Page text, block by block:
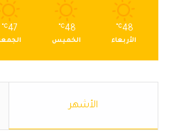
48
℃
الأربعاء
48
℃
الخميس
47
℃
الأشهر